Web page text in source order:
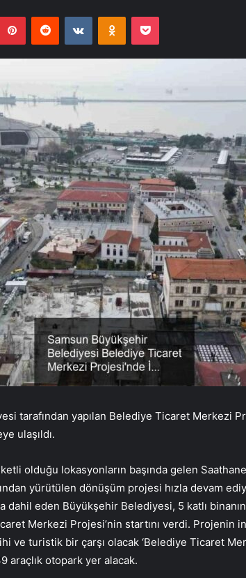
PinterestReddit VKontakteOdnoklassniki
Pocket
tarafından yapılan Belediye Ticaret Merkezi
ulaşıldı.
olduğu lokasyonların başında gelen Saathane
yürütülen dönüşüm projesi hızla devam
dahil eden Büyükşehir Belediyesi, 5 katlı binanın
Merkezi Projesi’nin startını verdi. Projenin
ve turistik bir çarşı olacak ‘Belediye Ticaret
araçlık otopark yer alacak.